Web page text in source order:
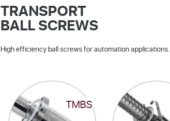
TRANSPORT
BALL SCREWS
High efficiency ball screws for automation applications.
TMBS